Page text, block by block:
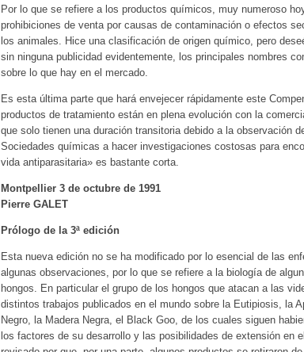
Por lo que se refiere a los productos químicos, muy numeroso
prohibiciones de venta por causas de contaminación o efectos
los animales. Hice una clasificación de origen químico, pero
sin ninguna publicidad evidentemente, los principales nombres
sobre lo que hay en el mercado.
Es esta última parte que hará envejecer rápidamente este
productos de tratamiento están en plena evolución con la
que solo tienen una duración transitoria debido a la observación
Sociedades químicas a hacer investigaciones costosas para
vida antiparasitaria» es bastante corta.
Montpellier 3 de octubre de 1991
Pierre GALET
Prólogo de la 3ª edición
Esta nueva edición no se ha modificado por lo esencial de las
algunas observaciones, por lo que se refiere a la biología de
hongos. En particular el grupo de los hongos que atacan a las
distintos trabajos publicados en el mundo sobre la Eutipiosis, la
Negro, la Madera Negra, el Black Goo, de los cuales siguen
los factores de su desarrollo y las posibilidades de extensión en